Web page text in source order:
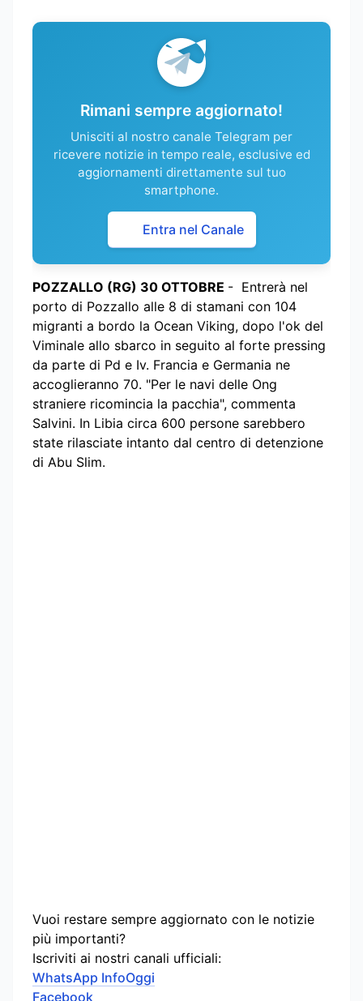
Rimani sempre aggiornato!
Unisciti al nostro canale Telegram per
ricevere notizie in tempo reale, esclusive ed
aggiornamenti direttamente sul tuo
smartphone.
Entra nel Canale
POZZALLO (RG) 30 OTTOBRE - Entrerà nel
porto di Pozzallo alle 8 di stamani con 104
migranti a bordo la Ocean Viking, dopo l'ok del
Viminale allo sbarco in seguito al forte pressing
da parte di Pd e Iv. Francia e Germania ne
accoglieranno 70. "Per le navi delle Ong
straniere ricomincia la pacchia", commenta
Salvini. In Libia circa 600 persone sarebbero
state rilasciate intanto dal centro di detenzione
di Abu Slim.
Vuoi restare sempre aggiornato con le notizie
più importanti?
Iscriviti ai nostri canali ufficiali:
WhatsApp InfoOggi
Facebook